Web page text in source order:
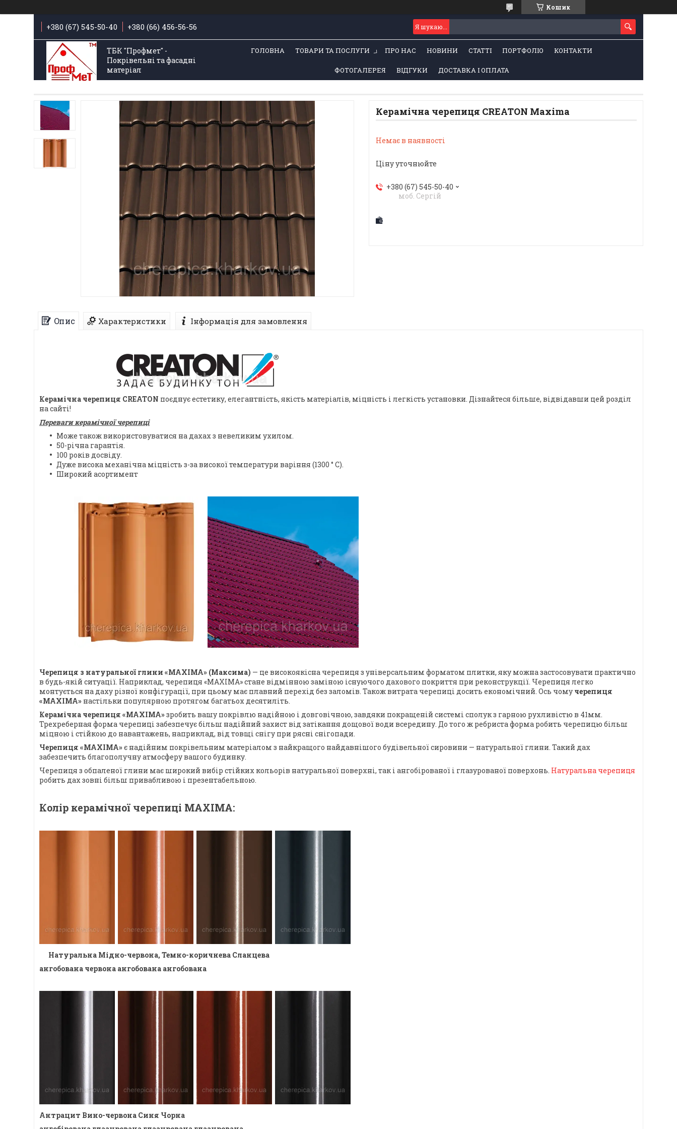
Кошик
+380 (67) 545-50-40 +380 (66) 456-56-56
ТБК "Профмет" -
Покрівельні та фасадні
матеріал
ГОЛОВНА ТОВАРИ ТА ПОСЛУГИ ПРО НАС НОВИНИ СТАТТІ ПОРТФОЛІО КОНТАКТИ
ФОТОГАЛЕРЕЯ ВІДГУКИ ДОСТАВКА І ОПЛАТА
Керамічна черепиця CREATON Maxima
Немає в наявності
Ціну уточнюйте
+380 (67) 545-50-40
моб. Сергій
Опис Характеристики Інформація для замовлення
Керамічна черепиця CREATON поєднує естетику, елегантність, якість матеріалів, міцність і легкість установки. Дізнайтеся більше, відвідавши цей розділ
на сайті!
Переваги керамічної черепиці
Може також використовуватися на дахах з невеликим ухилом.
50-річна гарантія.
100 років досвіду.
Дуже висока механічна міцність з-за високої температури варіння (1300 ° C).
Широкий асортимент
Черепиця з натуральної глини «MAXIMA» (Максима) — це високоякісна черепиця з універсальним форматом плитки, яку можна застосовувати практично
в будь-якій ситуації. Наприклад, черепиця «MAXIMA» стане відмінною заміною існуючого дахового покриття при реконструкції. Черепиця легко
монтується на даху різної конфігурації, при цьому має плавний перехід без заломів. Також витрата черепиці досить економічний. Ось чому черепиця
«MAXIMA» настільки популярною протягом багатьох десятиліть.
Керамічна черепиця «MAXIMA»зробить вашу покрівлю надійною і довговічною, завдяки покращеній системі сполук з гарною рухливістю в 41мм.
Трехреберная форма черепиці забезпечує більш надійний захист від затікання дощової води всередину. До того ж ребриста форма робить черепицю більш
міцною і стійкою до навантажень, наприклад, від товщі снігу при рясні снігопади.
Черепиця «MAXIMA»є надійним покрівельним матеріалом з найкращого найдавнішого будівельної сировини — натуральної глини. Такий дах
забезпечить благополучну атмосферу вашого будинку.
Черепиця з обпаленої глини має широкий вибір стійких кольорів натуральної поверхні, так і ангобірованої і глазурованої поверхонь. Натуральна черепиця
робить дах зовні більш привабливою і презентабельною.
Колір керамічної черепиці MAXIMA:
Натуральна Мідно-червона, Темно-коричнева Сланцева
ангобована червона ангобована ангобована
Антрацит Вино-червона Синя Чорна